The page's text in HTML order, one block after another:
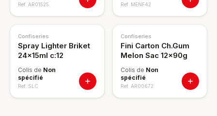
Ref. AR01525 Ref. MENF42
Confiseries
Spray Lighter Briket
24x15ml c:12
Colis de Non
spécifié
Ref. SLC
Confiseries
Fini Carton Ch.Gum
Melon Sac 12x90g
Colis de Non
spécifié
Ref. AR00672